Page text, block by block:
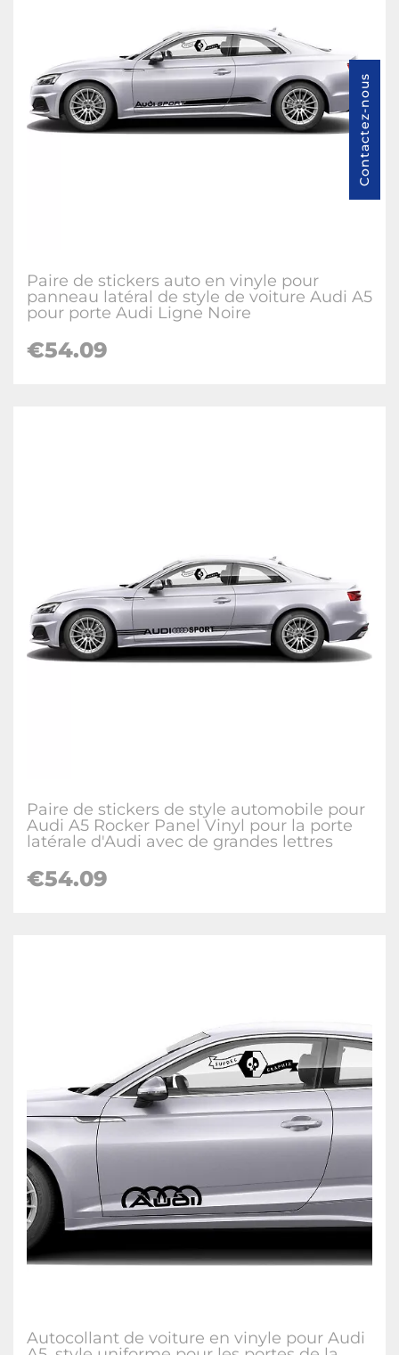
Paire de stickers auto en vinyle pour
panneau latéral de style de voiture Audi A5
pour porte Audi Ligne Noire
€54.09
Paire de stickers de style automobile pour
Audi A5 Rocker Panel Vinyl pour la porte
latérale d'Audi avec de grandes lettres
€54.09
Autocollant de voiture en vinyle pour Audi
Contactez-nous